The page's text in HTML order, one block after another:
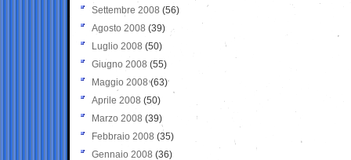
Settembre 2008 (56)
Agosto 2008 (39)
Luglio 2008 (50)
Giugno 2008 (55)
Maggio 2008(63)
Aprile 2008 (50)
Marzo 2008 (39)
Febbraio 2008 (35)
Gennaio 2008 (36)